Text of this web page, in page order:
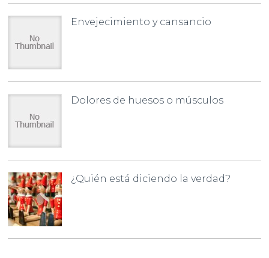
Envejecimiento y cansancio
Dolores de huesos o músculos
¿Quién está diciendo la verdad?